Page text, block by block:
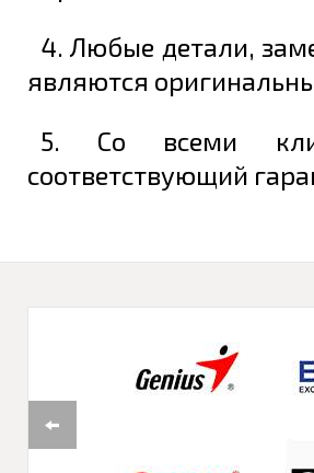
4. Любые детали,
являются
5. Со всеми
соответствующий